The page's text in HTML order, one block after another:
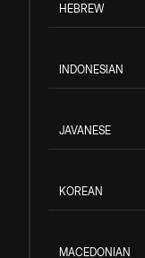
HEBREW
INDONESIAN
JAVANESE
KOREAN
MACEDONIAN